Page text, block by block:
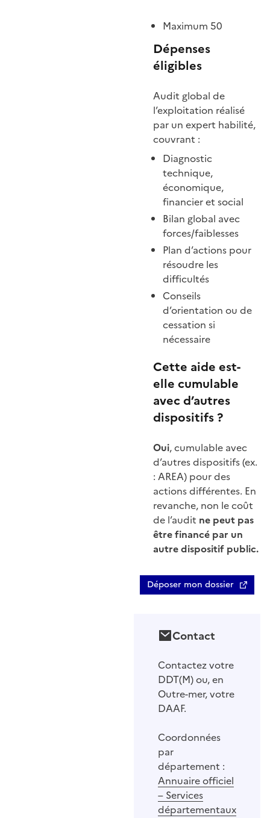
Maximum 50
Dépenses
éligibles
Audit global de
l’exploitation réalisé
par un expert habilité,
couvrant :
Diagnostic
technique,
économique,
financier et social
Bilan global avec
forces/faiblesses
Plan d’actions pour
résoudre les
difficultés
Conseils
d’orientation ou de
cessation si
nécessaire
Cette aide est-
elle cumulable
avec d’autres
dispositifs ?
Oui, cumulable avec
d’autres dispositifs (ex.
: AREA) pour des
actions différentes. En
revanche, non le coût
de l’audit ne peut pas
être financé par un
autre dispositif public.
Déposer mon dossier
Contact
Contactez votre
DDT(M) ou, en
Outre-mer, votre
DAAF.
Coordonnées
par
département :
Annuaire officiel
– Services
départementaux